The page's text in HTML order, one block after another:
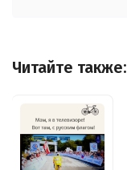
Читайте также: